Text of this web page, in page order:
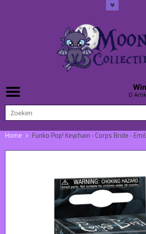
0
Home Funko Pop! Keychain - Corps Bride -